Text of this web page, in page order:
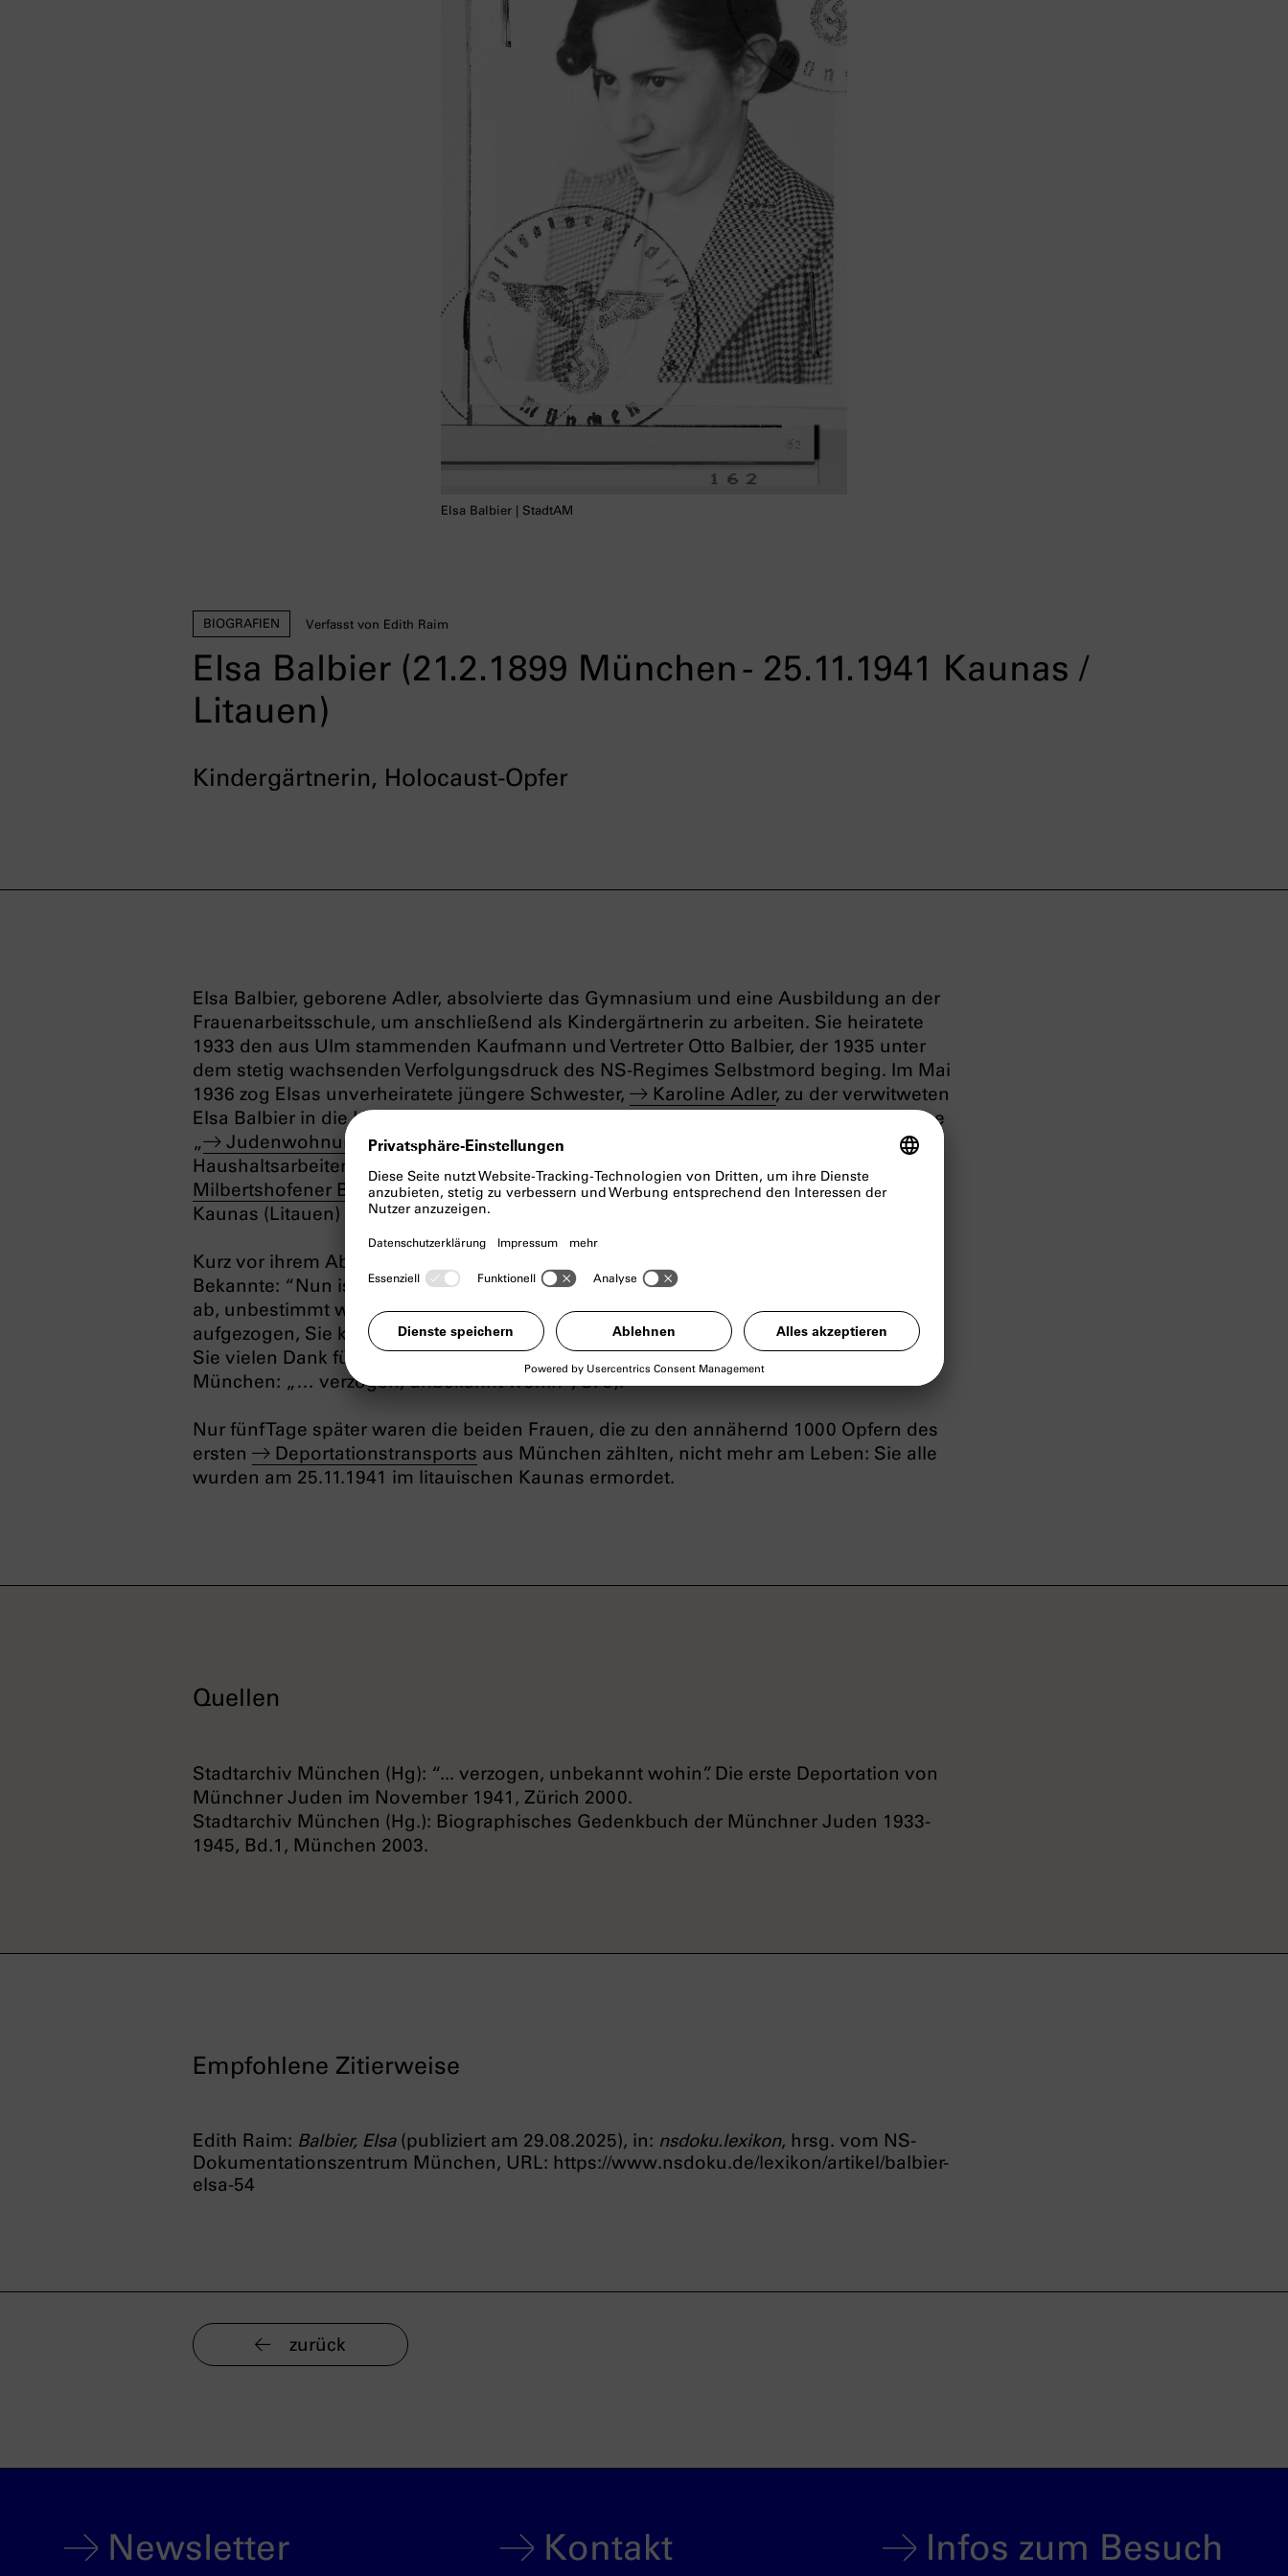
Elsa Balbier (21.2.1899 München - 25.11.1941 Kaunas /
Litauen)
BIOGRAFIEN Verfasst von Edith Raim
Kindergärtnerin, Holocaust-Opfer
Elsa Balbier | StadtAM
Elsa Balbier, geborene Adler, absolvierte das Gymnasium und eine Ausbildung an der
Frauenarbeitsschule, um anschließend als Kindergärtnerin zu arbeiten. Sie heiratete
1933 den aus Ulm stammenden Kaufmann und Vertreter Otto Balbier, der 1935 unter
dem stetig wachsenden Verfolgungsdruck des NS-Regimes Selbstmord beging. Im Mai
1936 zog Elsas unverheiratete jüngere Schwester,
Karoline Adler, zu der verwitweten
Elsa Balbier in die Unertlstraße 4 in München. 1940 mussten die beiden Frauen in eine
„
Judenwohnung
“ in der Giselastraße 6 umsiedeln, wo sie sich mit
Haushaltsarbeiten durchbrachten. Im Herbst 1941 zogen sie zwangsweise in das
Milbertshofener Barackenlager an der Knorrstraße, aus dem sie am 20.11.1941 nach
Kaunas (Litauen) deportiert wurden.
Kurz vor ihrem Abtransport schrieben sie gemeinsam einen Abschiedsbrief an eine
Bekannte: “Nun ist leider das Gefürchtete eingetreten. Am 19. ds. geht unser Transport
ab, unbestimmt wohin. Ist das nicht schrecklich? Heute früh ist schon Polizei
aufgezogen, Sie können sich das alles gar nicht vorstellen. - Leben Sie wohl u. haben
Sie vielen Dank für Ihre Güte. Wenn es geht lassen wir von uns hören” (Stadtarchiv
München: „… verzogen, unbekannt wohin“, S. 9).
Nur fünf Tage später waren die beiden Frauen, die zu den annähernd 1000 Opfern des
ersten
Deportationstransports aus München zählten, nicht mehr am Leben: Sie alle
wurden am 25.11.1941 im litauischen Kaunas ermordet.
Quellen
Stadtarchiv München (Hg): “... verzogen, unbekannt wohin”. Die erste Deportation von
Münchner Juden im November 1941, Zürich 2000.
Stadtarchiv München (Hg.): Biographisches Gedenkbuch der Münchner Juden 1933-
1945, Bd.1, München 2003.
Empfohlene Zitierweise
Edith Raim: Balbier, Elsa(publiziert am 29.08.2025), in: nsdoku.lexikon, hrsg. vom NS-
Dokumentationszentrum München, URL: https://www.nsdoku.de/lexikon/artikel/balbier-
elsa-54
zurück
Newsletter Kontakt Infos zum Besuch